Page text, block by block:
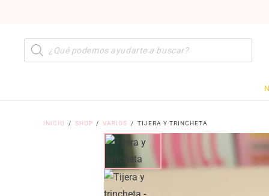
Búsqueda
de
productos
INICIO / SHOP / VARIOS / TIJERA Y TRINCHETA